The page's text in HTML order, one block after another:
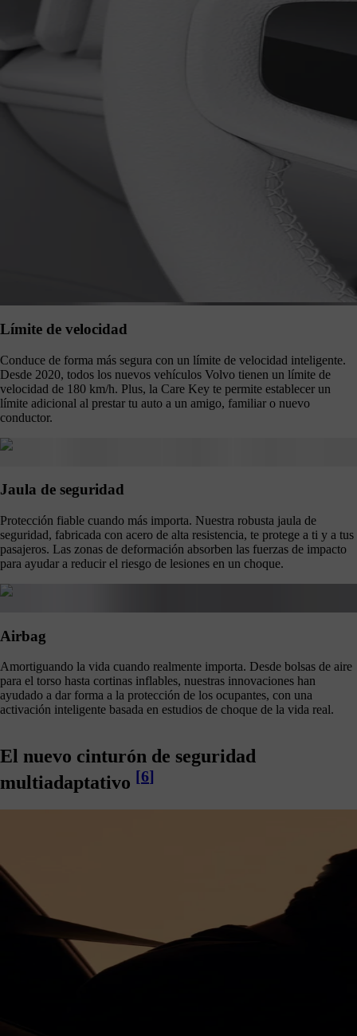
Límite de velocidad
Conduce de forma más segura con un límite de velocidad inteligente.
Desde 2020, todos los nuevos vehículos Volvo tienen un límite de
velocidad de 180 km/h. Plus, la Care Key te permite establecer un
límite adicional al prestar tu auto a un amigo, familiar o nuevo
conductor.
Jaula de seguridad
Protección fiable cuando más importa. Nuestra robusta jaula de
seguridad, fabricada con acero de alta resistencia, te protege a ti y a tus
pasajeros. Las zonas de deformación absorben las fuerzas de impacto
para ayudar a reducir el riesgo de lesiones en un choque.
Airbag
Amortiguando la vida cuando realmente importa. Desde bolsas de aire
para el torso hasta cortinas inflables, nuestras innovaciones han
ayudado a dar forma a la protección de los ocupantes, con una
activación inteligente basada en estudios de choque de la vida real.
El nuevo cinturón de seguridad
multiadaptativo [6]